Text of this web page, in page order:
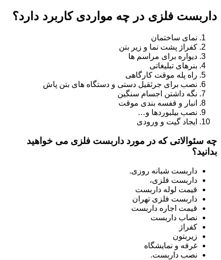
داربست فلزی در چه مواردی کاربرد دارد؟
نمای ساختمان
کفراژ پشت نما و زیر بتن
دیواره برای مراسم ها
بنرهای تبلیغاتی
راه پله موقت کارگاهی
نصب برای جرثقیل دستی و دستگاه های بتن پاش
نگه داشتن اجسام سنگین
انبار و قفسه بندی موقت
نصب بیلبوردها و…
ایجاد گیت و ورودی
چه سئوالاتی که در مورد داربست فلزی می خواهید
بدانید؟
داربست شبانه روزی.
داربست فلزی،
قیمت لوله داربست
داربست فلزی تهران
قیمت اجاره داربست
نصاب داربست
کفراژ
زیربتون
غرفه و نمایشگاه
نصب داربست.